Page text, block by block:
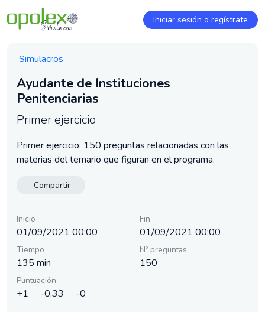
Iniciar sesión o regístrate
Simulacros
Ayudante de Instituciones
Penitenciarias
Primer ejercicio
Primer ejercicio: 150 preguntas relacionadas con las
materias del temario que figuran en el programa.
Compartir
Inicio
01/09/2021 00:00
Fin
01/09/2021 00:00
Tiempo
135 min
Nº preguntas
150
Puntuación
+1 -0.33 -0